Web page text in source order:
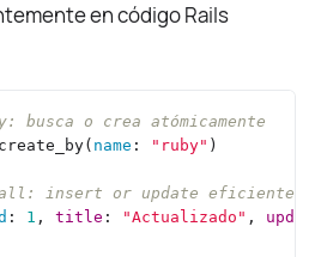
en código Rails
busca o crea atómicamente
name : "ruby"
insert or update eficiente
: 1 , title : "Actualizado" ,